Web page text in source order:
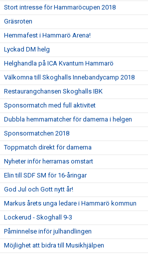
Stort intresse för Hammaröcupen 2018
Gräsroten
Hemmafest i Hammarö Arena!
Lyckad DM helg
Helghandla på ICA Kvantum Hammarö
Välkomna till Skoghalls Innebandycamp 2018
Restaurangchansen Skoghalls IBK
Sponsormatch med full aktivitet
Dubbla hemmamatcher för damerna i helgen
Sponsormatchen 2018
Toppmatch direkt för damerna
Nyheter inför herrarnas omstart
Elin till SDF SM för 16-åringar
God Jul och Gott nytt år!
Markus årets unga ledare i Hammarö kommun
Lockerud - Skoghall 9-3
Påminnelse inför julhandlingen
Möjlighet att bidra till Musikhjälpen